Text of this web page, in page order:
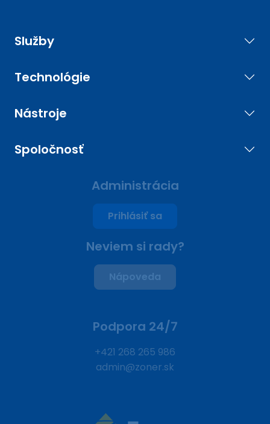
Služby
Technológie
Nástroje
Spoločnosť
Administrácia
Prihlásiť sa
Neviem si rady?
Nápoveda
Podpora 24/7
+421 268 265 986
admin@zoner.sk